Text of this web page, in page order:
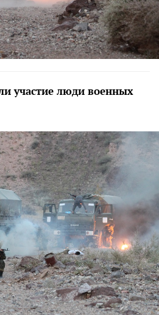
участие люди военных